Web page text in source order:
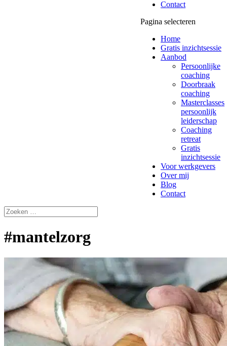
Contact
Pagina selecteren
Home
Gratis inzichtsessie
Aanbod
Persoonlijke
coaching
Doorbraak
coaching
Masterclasses
persoonlijk
leiderschap
Coaching
retreat
Gratis
inzichtsessie
Voor werkgevers
Over mij
Blog
Contact
#mantelzorg